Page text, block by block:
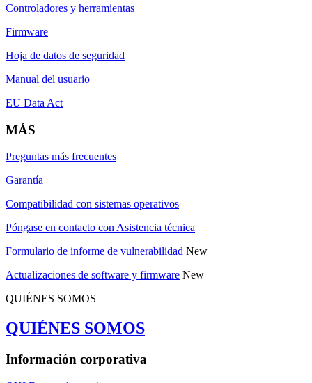
Controladores y herramientas
Firmware
Hoja de datos de seguridad
Manual del usuario
EU Data Act
MÁS
Preguntas más frecuentes
Garantía
Compatibilidad con sistemas operativos
Póngase en contacto con Asistencia técnica
Formulario de informe de vulnerabilidad New
Actualizaciones de software y firmware New
QUIÉNES SOMOS
QUIÉNES SOMOS
Información corporativa